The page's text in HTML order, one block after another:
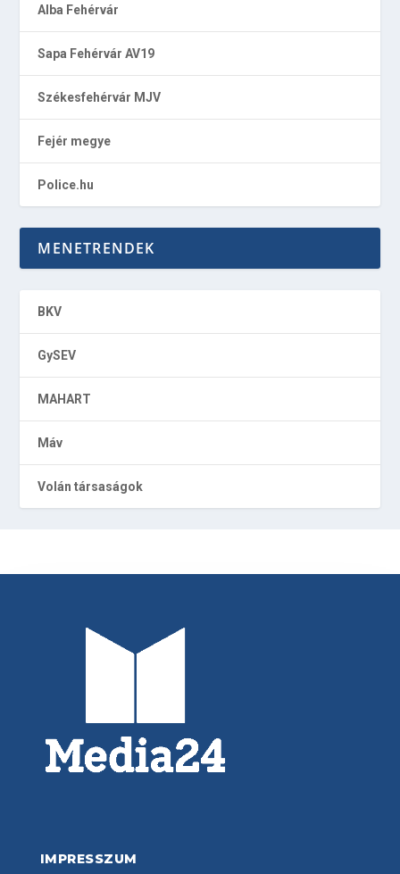
Alba Fehérvár
Sapa Fehérvár AV19
Székesfehérvár MJV
Fejér megye
Police.hu
MENETRENDEK
BKV
GySEV
MAHART
Máv
Volán társaságok
IMPRESSZUM